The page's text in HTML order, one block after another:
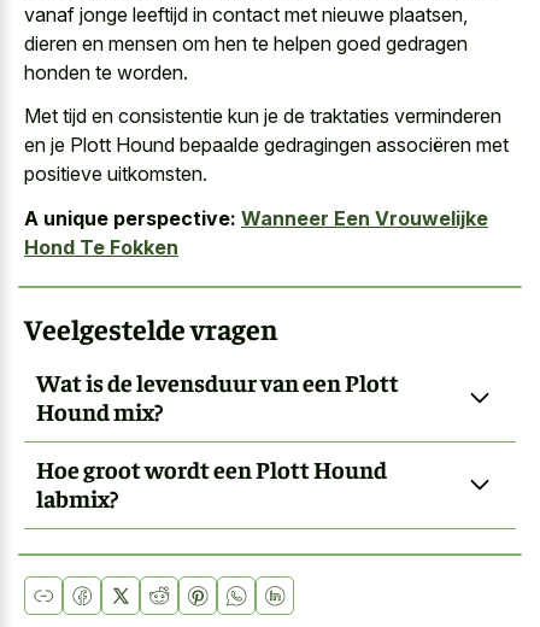
vanaf jonge leeftijd in contact met nieuwe plaatsen,
dieren en mensen om hen te helpen goed gedragen
honden te worden.
Met tijd en consistentie kun je de traktaties verminderen
en je Plott Hound bepaalde gedragingen associëren met
positieve uitkomsten.
A unique perspective: Wanneer Een Vrouwelijke
Hond Te Fokken
Veelgestelde vragen
Wat is de levensduur van een Plott
Hound mix?
Hoe groot wordt een Plott Hound
labmix?